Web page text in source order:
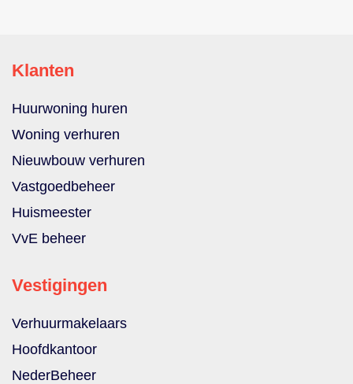
Klanten
Huurwoning huren
Woning verhuren
Nieuwbouw verhuren
Vastgoedbeheer
Huismeester
VvE beheer
Vestigingen
Verhuurmakelaars
Hoofdkantoor
NederBeheer